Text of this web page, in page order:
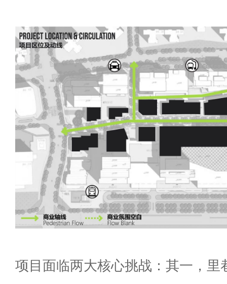
项目面临两大核心挑战：其一，里